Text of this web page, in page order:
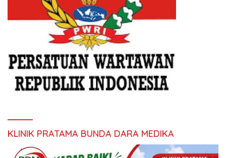
KLINIK PRATAMA BUNDA DARA MEDIKA